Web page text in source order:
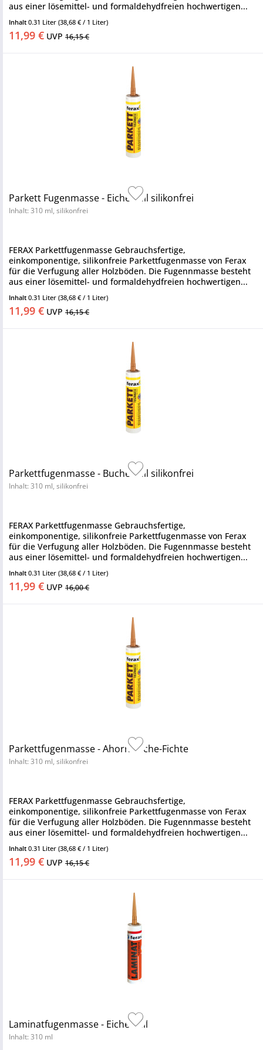
aus einer lösemittel- und formaldehydfreien hochwertigen...
Inhalt 0.31 Liter (38,68 € / 1 Liter)
11,99 € UVP 16,15 €
Parkett Fugenmasse - Eiche hell silikonfrei
Inhalt: 310 ml, silikonfrei
FERAX Parkettfugenmasse Gebrauchsfertige,
einkomponentige, silikonfreie Parkettfugenmasse von Ferax
für die Verfugung aller Holzböden. Die Fugennmasse besteht
aus einer lösemittel- und formaldehydfreien hochwertigen...
Inhalt 0.31 Liter (38,68 € / 1 Liter)
11,99 € UVP 16,15 €
Parkettfugenmasse - Buche hell silikonfrei
Inhalt: 310 ml, silikonfrei
FERAX Parkettfugenmasse Gebrauchsfertige,
einkomponentige, silikonfreie Parkettfugenmasse von Ferax
für die Verfugung aller Holzböden. Die Fugennmasse besteht
aus einer lösemittel- und formaldehydfreien hochwertigen...
Inhalt 0.31 Liter (38,68 € / 1 Liter)
11,99 € UVP 16,00 €
Parkettfugenmasse - Ahorn-Esche-Fichte
Inhalt: 310 ml, silikonfrei
FERAX Parkettfugenmasse Gebrauchsfertige,
einkomponentige, silikonfreie Parkettfugenmasse von Ferax
für die Verfugung aller Holzböden. Die Fugennmasse besteht
aus einer lösemittel- und formaldehydfreien hochwertigen...
Inhalt 0.31 Liter (38,68 € / 1 Liter)
11,99 € UVP 16,15 €
Laminatfugenmasse - Eiche hell
Inhalt: 310 ml